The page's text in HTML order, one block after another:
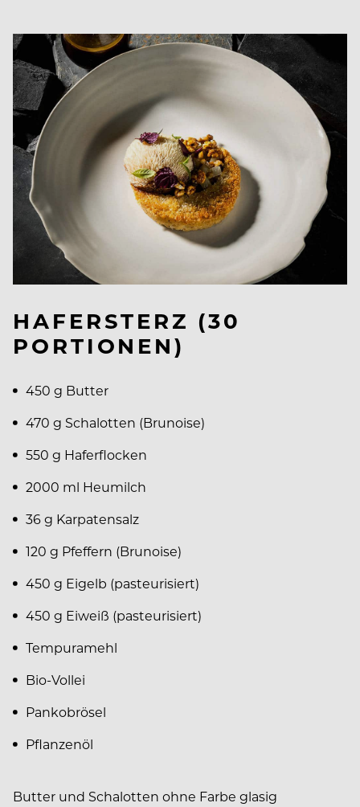
HAFERSTERZ (30
PORTIONEN)
450 g Butter
470 g Schalotten (Brunoise)
550 g Haferflocken
2000 ml Heumilch
36 g Karpatensalz
120 g Pfeffern (Brunoise)
450 g Eigelb (pasteurisiert)
450 g Eiweiß (pasteurisiert)
Tempuramehl
Bio-Vollei
Pankobrösel
Pflanzenöl
Butter und Schalotten ohne Farbe glasig